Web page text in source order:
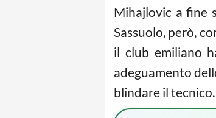
Mihajlovic a fine
Sassuolo, però,
il club emiliano
adeguamento
blindare il tecnico.